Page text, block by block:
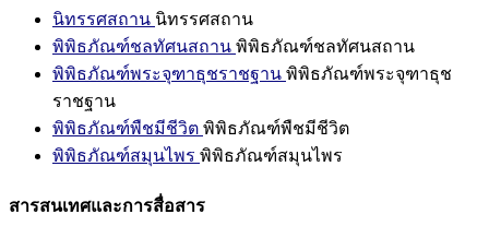
นิทรรศสถาน นิทรรศสถาน
พิพิธภัณฑ์ชลทัศนสถาน พิพิธภัณฑ์ชลทัศนสถาน
พิพิธภัณฑ์พระจุฑาธุชราชฐาน พิพิธภัณฑ์พระจุฑาธุช
ราชฐาน
พิพิธภัณฑ์พืชมีชีวิต พิพิธภัณฑ์พืชมีชีวิต
พิพิธภัณฑ์สมุนไพร พิพิธภัณฑ์สมุนไพร
สารสนเทศและการสื่อสาร